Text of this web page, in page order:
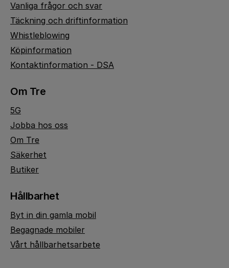
Vanliga frågor och svar
Täckning och driftinformation
Whistleblowing
Köpinformation
Kontaktinformation - DSA
Om Tre
5G
Jobba hos oss
Om Tre
Säkerhet
Butiker
Hållbarhet
Byt in din gamla mobil
Begagnade mobiler
Vårt hållbarhetsarbete